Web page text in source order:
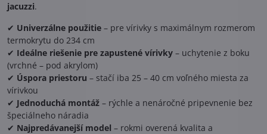
jacuzzi.
✔ Univerzálne použitie – pre vírivky s maximálnym rozmerom
termokrytu do 234 cm
✔ Ideálne riešenie pre zapustené vírivky – uchytenie z boku
(vrchné – pod akrylom)
✔ Úspora priestoru – stačí iba 25 – 40 cm voľného miesta za
vírivkou
✔ Jednoduchá montáž – rýchle a nenáročné pripevnenie bez
špeciálneho náradia
✔ Najpredávanejší model – rokmi overená kvalita a